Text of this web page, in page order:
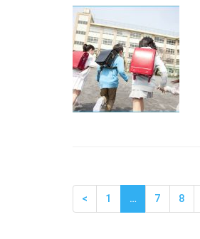
< 1 … 7 8